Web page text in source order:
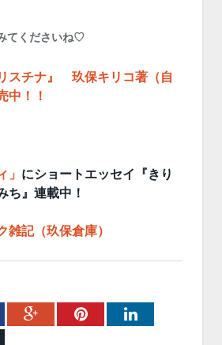
てくださいね♡
スチナ』 玖保キリコ著（自
中！！
」 にショートエッセイ『きり
ち』連載中！
雑記（玖保倉庫）
Google+PinterestLinkedIn